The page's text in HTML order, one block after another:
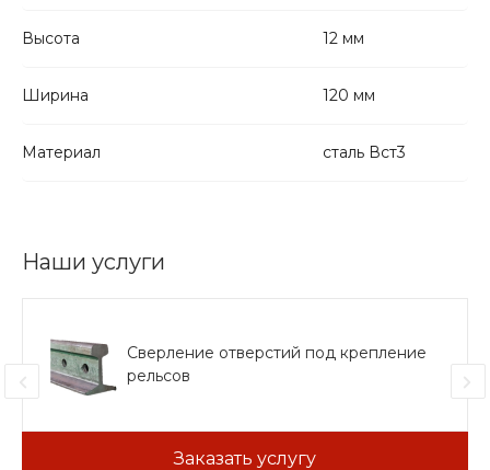
Высота 12 мм
Ширина 120 мм
Материал сталь Вст3
Наши услуги
Сверление отверстий под крепление
рельсов
Заказать услугу